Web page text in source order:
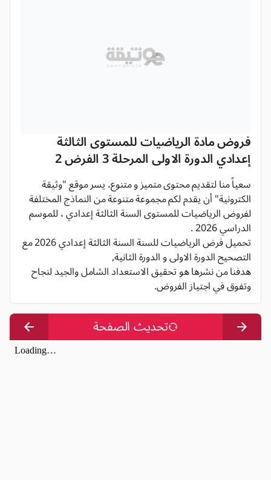
فروض مادة الرياضيات للمستوى الثالثة
إعدادي الدورة الاولى المرحلة 3 الفرض 2
سعياً منا لتقديم محتوى متميز و متنوع، يسر موقع "وثيقة
الكترونية" أن يقدم لكم مجموعة متنوعة من النماذج المختلفة
لفروض الرياضيات للمستوى السنة الثالثة إعدادي ، للموسم
الدراسي 2026 .
تحميل فرض الرياضيات للسنة السنة الثالثة إعدادي 2026 مع
التصحيح الدورة الاولى و الدورة الثانية,
هدفنا من نشرها هو تحقيق الاستعداد الشامل والجيد لنجاح
وتفوق في اجتياز الفروض.
تحديث الصفحة